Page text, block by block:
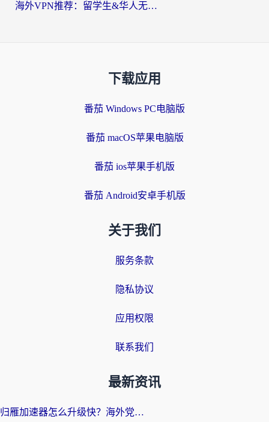
海外VPN推荐：留学生&华人无缝访问国内资源的避坑指南
下载应用
番茄 Windows PC电脑版
番茄 macOS苹果电脑版
番茄 ios苹果手机版
番茄 Android安卓手机版
关于我们
服务条款
隐私协议
应用权限
联系我们
最新资讯
归雁加速器怎么升级快？海外党无缝访问国内资源的全攻略（附免费VPN推荐Dcard热门款）